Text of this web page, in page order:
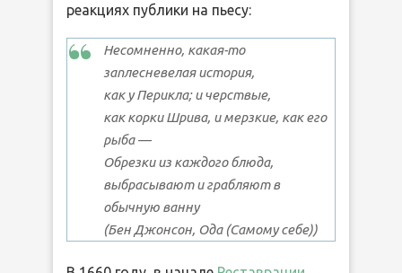
реакциях публики на пьесу:
Несомненно, какая-то
заплесневелая история,
как у Перикла; и черствые,
как корки Шрива, и мерзкие, как его
рыба —
Обрезки из каждого блюда,
выбрасывают и грабляют в
обычную ванну
(Бен Джонсон, Ода (Самому себе))